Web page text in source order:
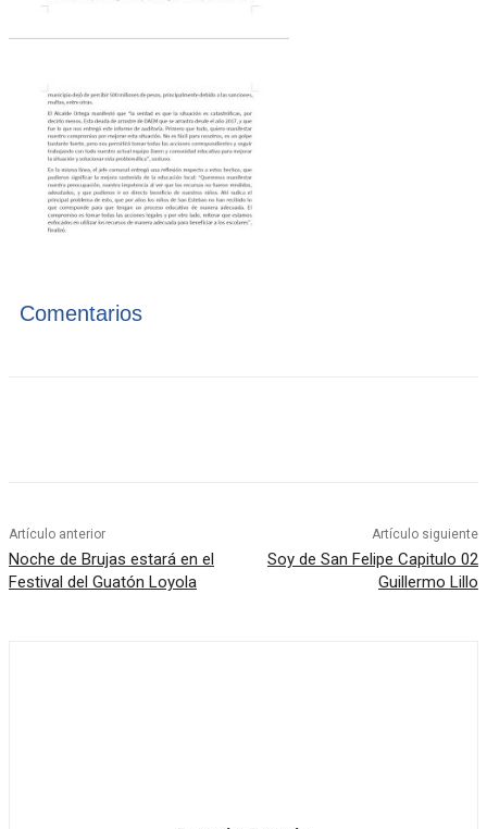
Comentarios
Artículo anterior
Noche de Brujas estará en el
Festival del Guatón Loyola
Artículo siguiente
Soy de San Felipe Capitulo 02
Guillermo Lillo